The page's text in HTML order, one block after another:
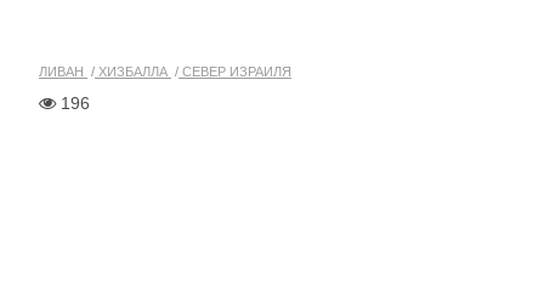
ЛИВАН ХИЗБАЛЛА СЕВЕР ИЗРАИЛЯ
196